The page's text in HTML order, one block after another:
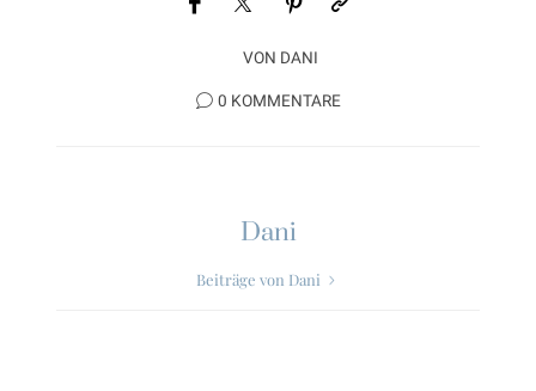
VON DANI
0 KOMMENTARE
Dani
Beiträge von Dani